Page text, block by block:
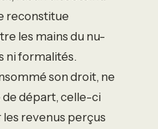
reconstitue
les mains du nu-
ni formalités.
son droit, ne
de départ, celle-ci
revenus perçus